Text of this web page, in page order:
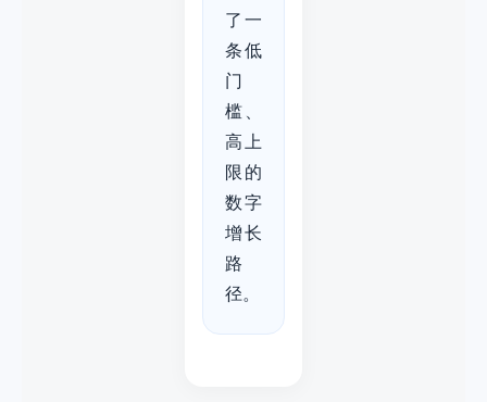
了一
条低
门
槛、
高上
限的
数字
增长
路
径。